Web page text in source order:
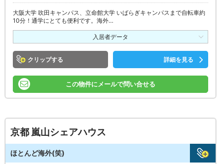
大阪大学 吹田キャンパス、立命館大学 いばらぎキャンパスまで自転車約
10分！通学にとても便利です。海外…
入居者データ
クリップ 詳細を見る
この物件にメールで問い合せる
京都 嵐山シェアハウス
ほとんど海外(笑)